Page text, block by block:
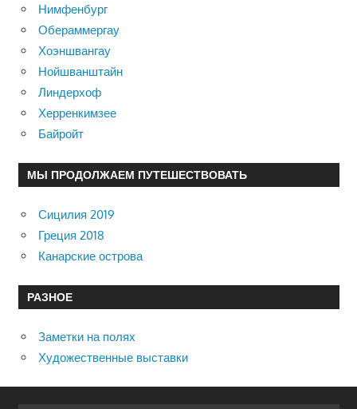
Нимфенбург
Обераммергау
Хоэншвангау
Нойшванштайн
Линдерхоф
Херренкимзее
Байройт
МЫ ПРОДОЛЖАЕМ ПУТЕШЕСТВОВАТЬ
Сицилия 2019
Греция 2018
Канарские острова
РАЗНОЕ
Заметки на полях
Художественные выставки